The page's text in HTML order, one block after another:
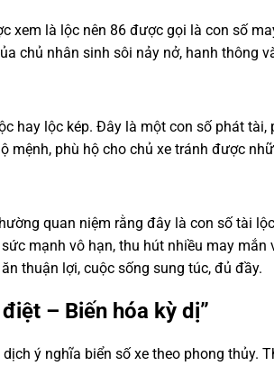
xem là lộc nên 86 được gọi là con số
chủ nhân sinh sôi nảy nở, hanh thông
hay lộc kép. Đây là một con số phát
phù hộ cho chủ xe tránh được
quan niệm rằng đây là con số tài
mạnh vô hạn, thu hút nhiều may
thuận lợi, cuộc sống sung túc, đủ đầy.
– Biến hóa kỳ dị”
ý nghĩa biển số xe theo phong